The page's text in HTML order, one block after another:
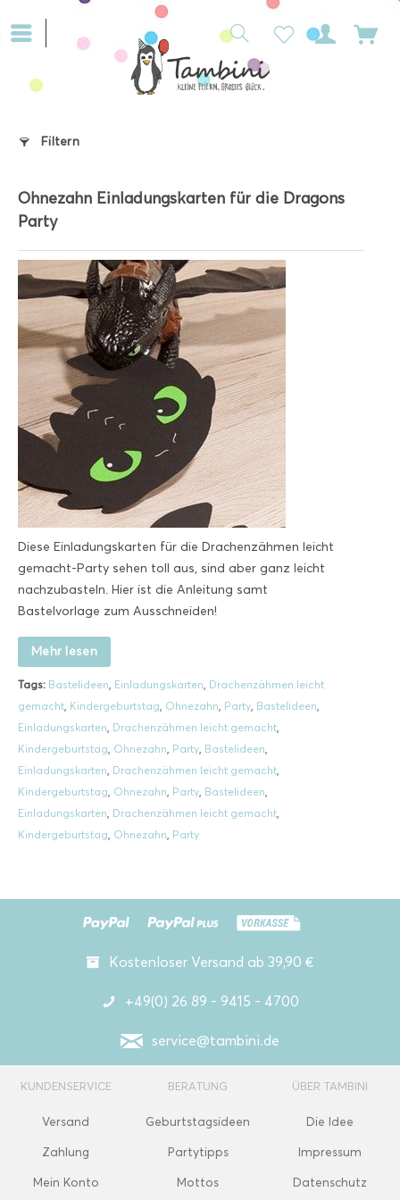
Filtern
Ohnezahn Einladungskarten für die Dragons
Party
Diese Einladungskarten für die Drachenzähmen leicht
gemacht-Party sehen toll aus, sind aber ganz leicht
nachzubasteln. Hier ist die Anleitung samt
Bastelvorlage zum Ausschneiden!
Mehr lesen
Tags: Bastelideen, Einladungskarten, Drachenzähmen leicht
gemacht, Kindergeburtstag, Ohnezahn, Party, Bastelideen,
Einladungskarten, Drachenzähmen leicht gemacht,
Kindergeburtstag, Ohnezahn, Party, Bastelideen,
Einladungskarten, Drachenzähmen leicht gemacht,
Kindergeburtstag, Ohnezahn, Party, Bastelideen,
Einladungskarten, Drachenzähmen leicht gemacht,
Kindergeburtstag, Ohnezahn, Party
Kostenloser Versand ab 39,90 €
+49(0) 26 89 - 9415 - 4700
service@tambini.de
KUNDENSERVICE
Versand
Zahlung
Mein Konto
BERATUNG
Geburtstagsideen
Partytipps
Mottos
ÜBER TAMBINI
Die Idee
Impressum
Datenschutz